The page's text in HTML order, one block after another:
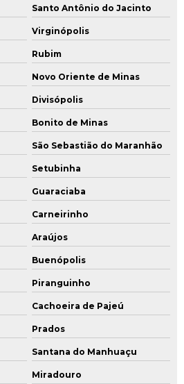
Santo Antônio do Jacinto
Virginópolis
Rubim
Novo Oriente de Minas
Divisópolis
Bonito de Minas
São Sebastião do Maranhão
Setubinha
Guaraciaba
Carneirinho
Araújos
Buenópolis
Piranguinho
Cachoeira de Pajeú
Prados
Santana do Manhuaçu
Miradouro